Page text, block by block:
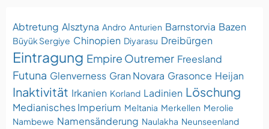
Abtretung Alsztyna Andro Anturien Barnstorvia Bazen
Büyük Sergiye Chinopien Diyarasu Dreibürgen
Eintragung Empire Outremer Freesland
Futuna Glenverness Gran Novara Grasonce Heijan
Inaktivität Irkanien Korland Ladinien Löschung
Medianisches Imperium Meltania Merkellen Merolie
Nambewe Namensänderung Naulakha Neunseenland